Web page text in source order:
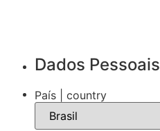
Dados Pessoais
País | country